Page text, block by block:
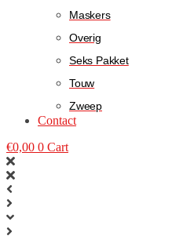
Maskers
Overig
Seks Pakket
Touw
Zweep
Contact
€0,00 0 Cart